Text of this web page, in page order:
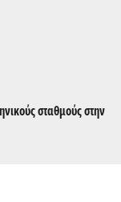
σταθμούς στην